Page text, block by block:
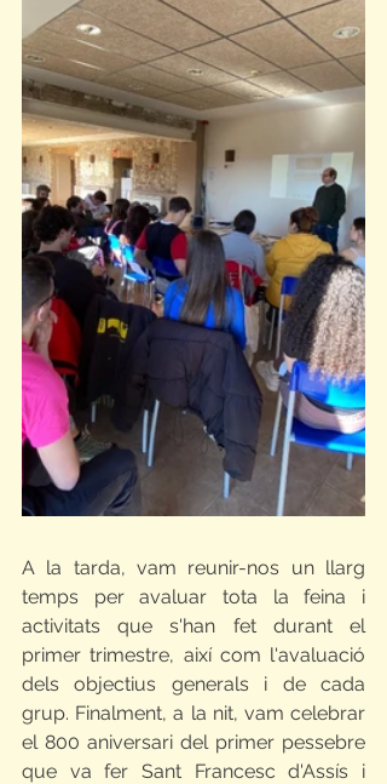
A la tarda, vam reunir-nos un llarg
temps per avaluar tota la feina i
activitats que s'han fet durant el
primer trimestre, així com l'avaluació
dels objectius generals i de cada
grup. Finalment, a la nit, vam celebrar
el 800 aniversari del primer pessebre
que va fer Sant Francesc d'Assís i